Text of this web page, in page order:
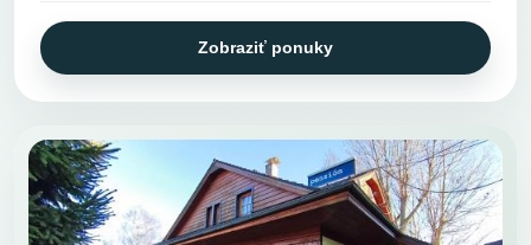
Zobraziť ponuky